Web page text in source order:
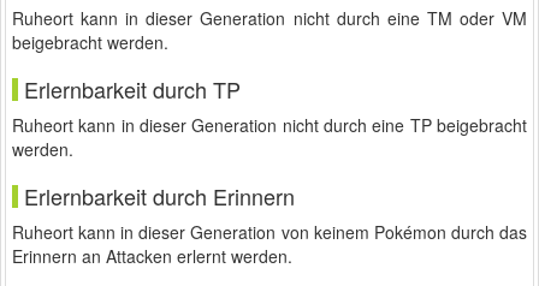
Ruheort kann in dieser Generation nicht durch eine TM oder VM
beigebracht werden.
Erlernbarkeit durch TP
Ruheort kann in dieser Generation nicht durch eine TP beigebracht
werden.
Erlernbarkeit durch Erinnern
Ruheort kann in dieser Generation von keinem Pokémon durch das
Erinnern an Attacken erlernt werden.